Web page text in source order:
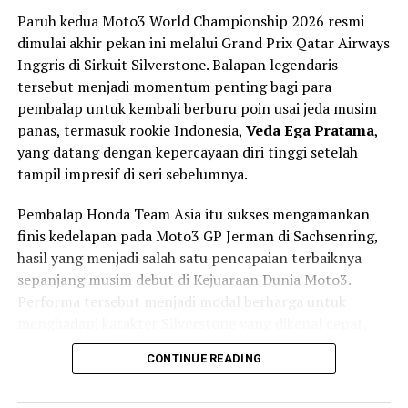
HONDA
MEDIA OTOMOTIF INDONESIA
NGASPAL TV
UP NEXT
Ducati Multistrada V4 Rally 2026: Sang Penjelajah Dunia
dengan Jiwa Superbike
DON'T MISS
KTM 990 RC R 2025: Kebangkitan Supersport Oranye
yang Siap Guncang Jalan Raya
Paruh kedua Moto3 World Championship 2026 resmi
dimulai akhir pekan ini melalui Grand Prix Qatar Airways
Inggris di Sirkuit Silverstone. Balapan legendaris
tersebut menjadi momentum penting bagi para
pembalap untuk kembali berburu poin usai jeda musim
panas, termasuk rookie Indonesia, Veda Ega Pratama,
yang datang dengan kepercayaan diri tinggi setelah
tampil impresif di seri sebelumnya.
Pembalap Honda Team Asia itu sukses mengamankan
finis kedelapan pada Moto3 GP Jerman di Sachsenring,
hasil yang menjadi salah satu pencapaian terbaiknya
sepanjang musim debut di Kejuaraan Dunia Moto3.
Performa tersebut menjadi modal berharga untuk
mengalir (flowing), dan memiliki cuaca yang sulit
diprediksi.
CONTINUE READING